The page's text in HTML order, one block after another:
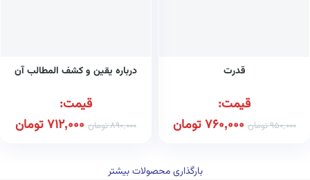
قدرت
قیمت:
950,000تومان 760,000تومان
درباره یقین و کشف المطالب آن
قیمت:
890,000تومان 712,000تومان
بارگذاری محصولات بیشتر